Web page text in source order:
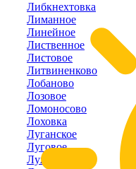
Либкнехтовка
Лиманное
Линейное
Лиственное
Листовое
Литвиненково
Лобаново
Лозовое
Ломоносово
Лоховка
Луганское
Луговое
Лужки